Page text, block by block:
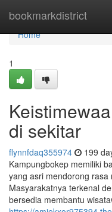
bookmarkdistrict
Home
Home
1
di sekitar
flynnfdaq355974 199
Kampungbokep memiliki
yang asri mendorong
Masyarakatnya terkenal
bersedia membantu